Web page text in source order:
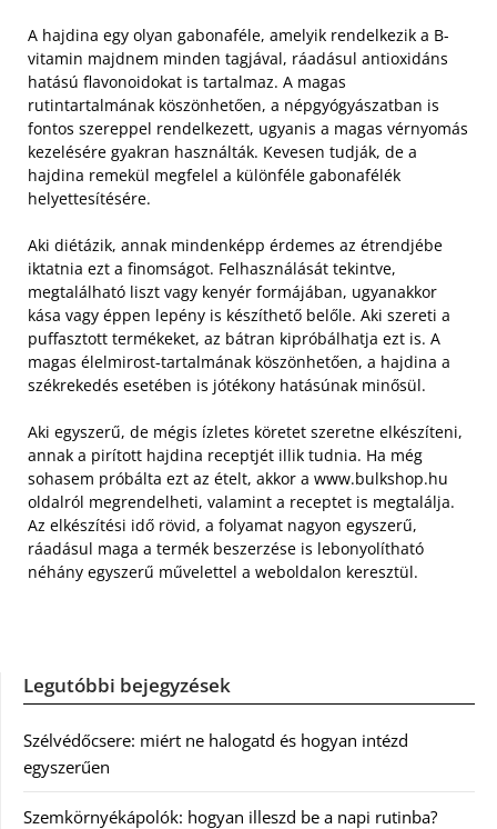
A hajdina egy olyan gabonaféle, amelyik rendelkezik a B-
vitamin majdnem minden tagjával, ráadásul antioxidáns
hatású flavonoidokat is tartalmaz. A magas
rutintartalmának köszönhetően, a népgyógyászatban is
fontos szereppel rendelkezett, ugyanis a magas vérnyomás
kezelésére gyakran használták. Kevesen tudják, de a
hajdina remekül megfelel a különféle gabonafélék
helyettesítésére.
Aki diétázik, annak mindenképp érdemes az étrendjébe
iktatnia ezt a finomságot. Felhasználását tekintve,
megtalálható liszt vagy kenyér formájában, ugyanakkor
kása vagy éppen lepény is készíthető belőle. Aki szereti a
puffasztott termékeket, az bátran kipróbálhatja ezt is. A
magas élelmirost-tartalmának köszönhetően, a hajdina a
székrekedés esetében is jótékony hatásúnak minősül.
Aki egyszerű, de mégis ízletes köretet szeretne elkészíteni,
annak a pirított hajdina receptjét illik tudnia. Ha még
sohasem próbálta ezt az ételt, akkor a www.bulkshop.hu
oldalról megrendelheti, valamint a receptet is megtalálja.
Az elkészítési idő rövid, a folyamat nagyon egyszerű,
ráadásul maga a termék beszerzése is lebonyolítható
néhány egyszerű művelettel a weboldalon keresztül.
Legutóbbi bejegyzések
Szélvédőcsere: miért ne halogatd és hogyan intézd
egyszerűen
Szemkörnyékápolók: hogyan illeszd be a napi rutinba?